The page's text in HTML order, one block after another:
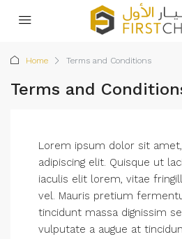
Home Terms and Conditions
Terms and
Lorem ipsum dolor sit
adipiscing elit. Quisque ut
iaculis elit lorem, vitae
vel. Mauris pretium
tincidunt massa dignissim
vulputate a augue at